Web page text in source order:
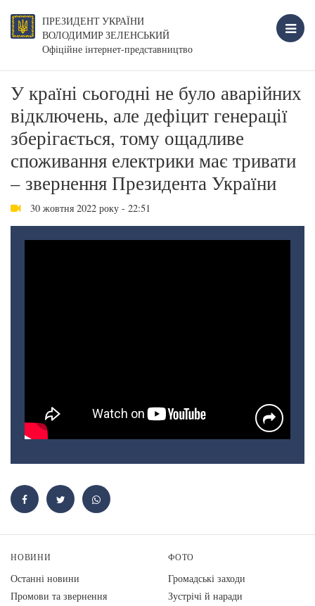
ПРЕЗИДЕНТ УКРАЇНИ
ВОЛОДИМИР ЗЕЛЕНСЬКИЙ
Офіційне інтернет-представництво
У країні сьогодні не було аварійних
відключень, але дефіцит генерації
зберігається, тому ощадливе
споживання електрики має тривати
– звернення Президента України
30 жовтня 2022 року - 22:51
НОВИНИ
Останні новини
Промови та звернення
ФОТО
Громадські заходи
Зустрічі й наради